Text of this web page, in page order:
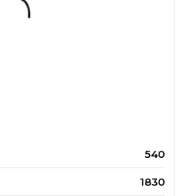
540
1830